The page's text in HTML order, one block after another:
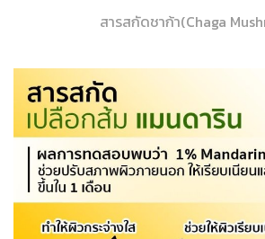
สารสกัดชาก้า(Chaga